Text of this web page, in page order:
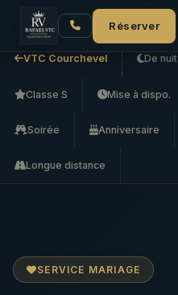
Réserver
Accueil VTC Courchevel
VTC Courchevel De nuit
Classe S Mise à dispo.
Soirée Anniversaire
Longue distance
SERVICE MARIAGE